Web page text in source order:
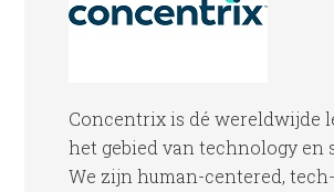
Concentrix is dé wereldwijde
het gebied van technology en
We zijn human-centered,